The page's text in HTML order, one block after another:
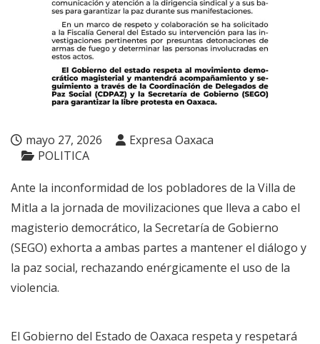
mayo 27, 2026
Expresa Oaxaca
POLITICA
Ante la inconformidad de los pobladores de la Villa de
Mitla a la jornada de movilizaciones que lleva a cabo el
magisterio democrático, la Secretaría de Gobierno
(SEGO) exhorta a ambas partes a mantener el diálogo y
la paz social, rechazando enérgicamente el uso de la
violencia.
El Gobierno del Estado de Oaxaca respeta y respetará